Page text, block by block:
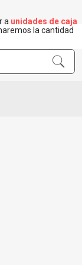
en su lista de
a unidades de caja
la cantidad